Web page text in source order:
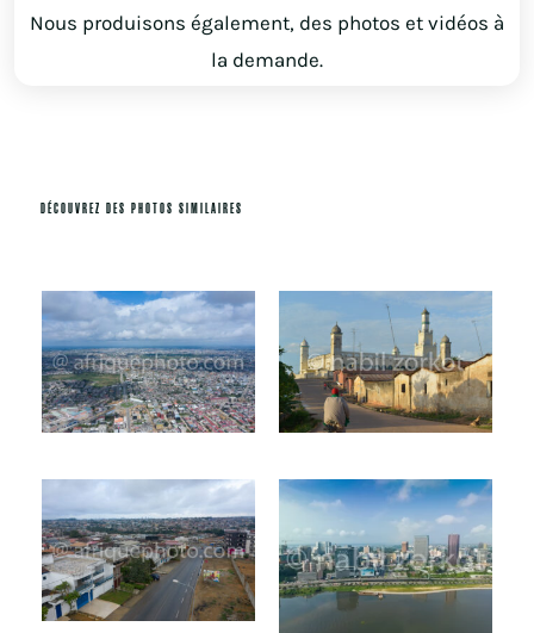
Nous produisons également, des photos et vidéos à
la demande.
DÉCOUVREZ DES PHOTOS SIMILAIRES